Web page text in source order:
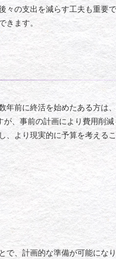
々の支出を減らす工夫も重要
きます。
年前に終活を始めたある方は
、事前の計画により費用削減
、より現実的に予算を考える
で、計画的な準備が可能にな